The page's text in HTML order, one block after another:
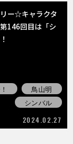
ー☆キャラクタ
146回目は「シ
鳥山明
シンバル
2024.02.27